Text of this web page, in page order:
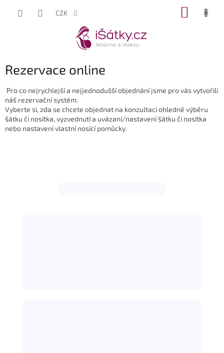
CZK
Rezervace online
Pro co nejrychlejší a nejjednodušší objednání jsme pro vás vytvořili
náš rezervační systém.
Vyberte si, zda se chcete objednat na konzultaci ohledně výběru
šátku či nosítka, vyzvednutí a uvázaní/nastavení šátku či nosítka
nebo nastavení vlastní nosící pomůcky.